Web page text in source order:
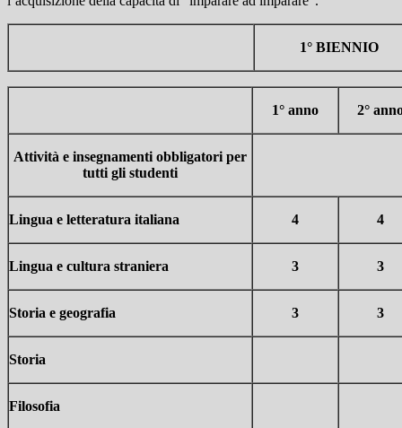
1° BIENNIO
1° anno 2°
Attività e insegnamenti obbligatori per
tutti gli studenti
Lingua e letteratura italiana 4 4
Lingua e cultura straniera 3 3
Storia e geografia 3 3
Storia
Filosofia